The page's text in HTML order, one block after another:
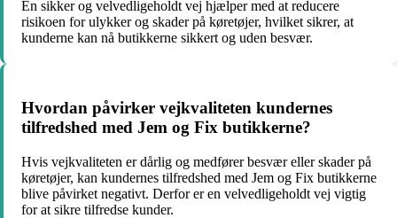
En sikker og velvedligeholdt vej hjælper med at reducere
risikoen for ulykker og skader på køretøjer, hvilket sikrer, at
kunderne kan nå butikkerne sikkert og uden besvær.
Hvordan påvirker vejkvaliteten kundernes
tilfredshed med Jem og Fix butikkerne?
Hvis vejkvaliteten er dårlig og medfører besvær eller skader på
køretøjer, kan kundernes tilfredshed med Jem og Fix butikkerne
blive påvirket negativt. Derfor er en velvedligeholdt vej vigtig
for at sikre tilfredse kunder.